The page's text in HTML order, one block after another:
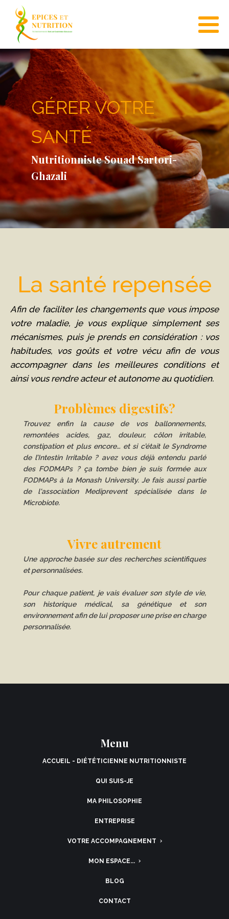
ABONNEZ-
VOUS À MA
NEWSLETTER
S'ABONNER
GÉRER VOTRE
SANTÉ
Nutritionniste Souad Sartori-
Ghazali
La santé repensée
Afin de faciliter les changements que vous impose
votre maladie, je vous explique simplement ses
mécanismes, puis je prends en considération : vos
habitudes, vos goûts et votre vécu afin de vous
accompagner dans les meilleures conditions et
ainsi vous rendre acteur et autonome au quotidien.
Problèmes digestifs?
Trouvez enfin la cause de vos ballonnements,
remontées acides, gaz, douleur, côlon irritable,
constipation et plus encore… et si c’était le Syndrome
de l’Intestin Irritable ? avez vous déjà entendu parlé
des FODMAPs ? ça tombe bien je suis formée aux
FODMAPs à la Monash University. Je fais aussi partie
de l'association Mediprevent spécialisée dans le
Microbiote.
Vivre autrement
Une approche basée sur des recherches scientifiques
et personnalisées.
Pour chaque patient, je vais évaluer son style de vie,
son historique médical, sa génétique et son
environnement afin de lui proposer une prise en charge
personnalisée.
Menu
ACCUEIL - DIÉTÉTICIENNE NUTRITIONNISTE
QUI SUIS-JE
MA PHILOSOPHIE
ENTREPRISE
VOTRE ACCOMPAGNEMENT
MON ESPACE...
BLOG
CONTACT